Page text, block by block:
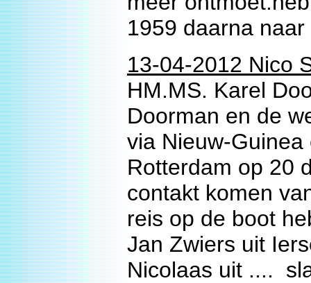
1959 daarna
13-04-2012 Nico
HM.MS. Karel
Doorman en de
via Nieuw-
Rotterdam op 20
contakt komen
reis op de boot
Jan Zwiers uit
Nicolaas uit ....